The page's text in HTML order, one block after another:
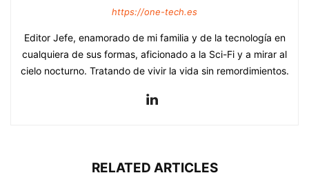
https://one-tech.es
Editor Jefe, enamorado de mi familia y de la tecnología en
cualquiera de sus formas, aficionado a la Sci-Fi y a mirar al
cielo nocturno. Tratando de vivir la vida sin remordimientos.
RELATED ARTICLES